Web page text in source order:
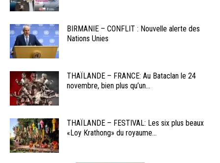
BIRMANIE – CONFLIT : Nouvelle alerte des
Nations Unies
THAÏLANDE – FRANCE: Au Bataclan le 24
novembre, bien plus qu’un...
THAÏLANDE – FESTIVAL: Les six plus beaux
«Loy Krathong» du royaume...